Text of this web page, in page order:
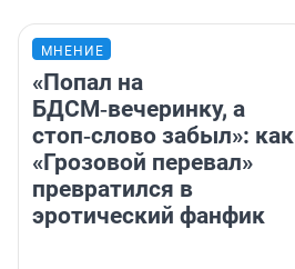
МНЕНИЕ
«Попал на
БДСМ‑вечеринку, а
стоп‑слово забыл»: как
«Грозовой перевал»
превратился в
эротический фанфик